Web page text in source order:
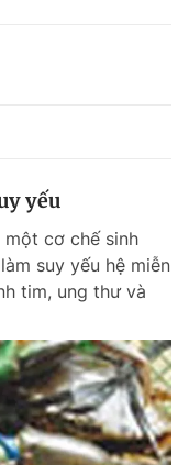
yếu
một cơ chế sinh
suy yếu hệ miễn
tim, ung thư và